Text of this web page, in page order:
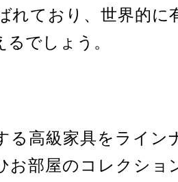
れており、世界的に
でしょう。
る高級家具をライン
お部屋のコレクショ